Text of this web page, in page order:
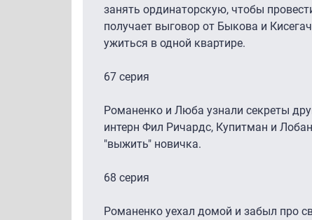
занять ординаторскую, чтобы
получает выговор от Быкова и
ужиться в одной квартире.
67 серия
Романенко и Люба узнали секреты
интерн Фил Ричардс, Купитман и
"выжить" новичка.
68 серия
Романенко уехал домой и забыл про